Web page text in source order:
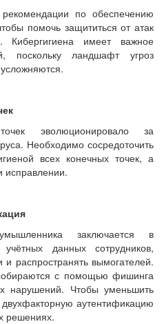
по обеспечению
помочь защититься от атак
имеет важное
поскольку ландшафт угроз
эволюционировало за
Необходимо сосредоточить
всех конечных точек, а
исправлении.
заключается в
данных сотрудников,
и распространять вымогателей.
с помощью фишинга
нарушений. Чтобы уменьшить
двухфакторную аутентификацию
решениях.